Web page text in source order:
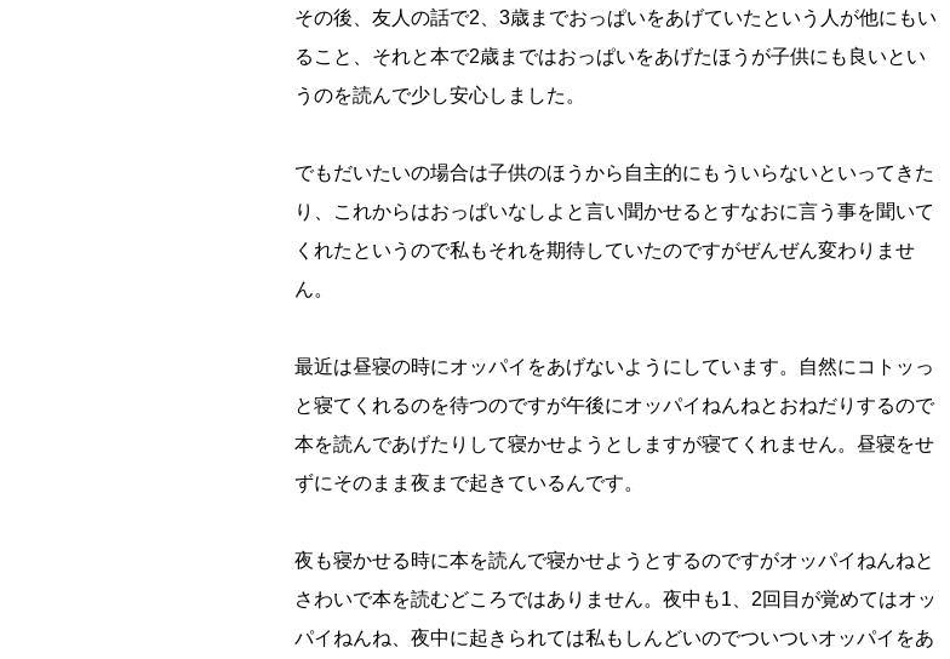
その後、友人の話で2、3歳までおっぱいをあげていたという人が他にもい
ること、それと本で2歳まではおっぱいをあげたほうが子供にも良いとい
うのを読んで少し安心しました。
でもだいたいの場合は子供のほうから自主的にもういらないといってきた
り、これからはおっぱいなしよと言い聞かせるとすなおに言う事を聞いて
くれたというので私もそれを期待していたのですがぜんぜん変わりませ
ん。
最近は昼寝の時にオッパイをあげないようにしています。自然にコトッっ
と寝てくれるのを待つのですが午後にオッパイねんねとおねだりするので
本を読んであげたりして寝かせようとしますが寝てくれません。昼寝をせ
ずにそのまま夜まで起きているんです。
夜も寝かせる時に本を読んで寝かせようとするのですがオッパイねんねと
さわいで本を読むどころではありません。夜中も1、2回目が覚めてはオッ
パイねんね、夜中に起きられては私もしんどいのでついついオッパイをあ